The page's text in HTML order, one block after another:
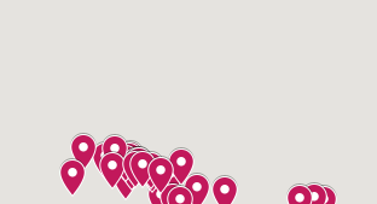
Customer Service